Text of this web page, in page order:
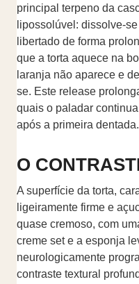
principal terpeno da
lipossolúvel: dissolve-
libertado de forma
que a torta aquece na
laranja não aparece e
se. Este release
quais o paladar
após a primeira dentada.
O
A superfície da torta,
ligeiramente firme e
quase cremoso, com
creme set e a esponja
neurologicamente
contraste textural